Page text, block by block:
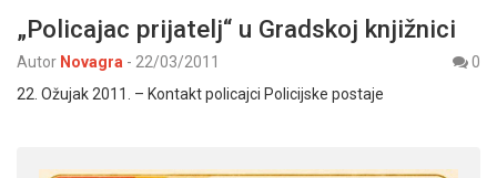
„Policajac prijatelj“ u Gradskoj knjižnici
Autor Novagra - 22/03/2011
0
22. Ožujak 2011. – Kontakt policajci Policijske postaje